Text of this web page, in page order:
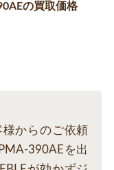
の買取価格
からのご依頼
390AEを出